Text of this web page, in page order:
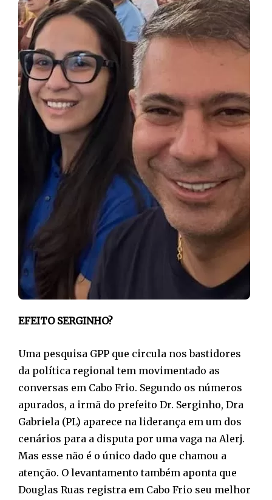
EFEITO SERGINHO?
Uma pesquisa GPP que circula nos bastidores
da política regional tem movimentado as
conversas em Cabo Frio. Segundo os números
apurados, a irmã do prefeito Dr. Serginho, Dra
Gabriela (PL) aparece na liderança em um dos
cenários para a disputa por uma vaga na Alerj.
Mas esse não é o único dado que chamou a
atenção. O levantamento também aponta que
Douglas Ruas registra em Cabo Frio seu melhor